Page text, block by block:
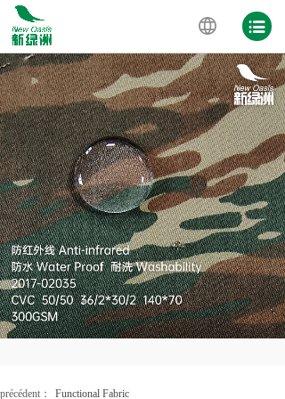
précédent： Functional Fabric